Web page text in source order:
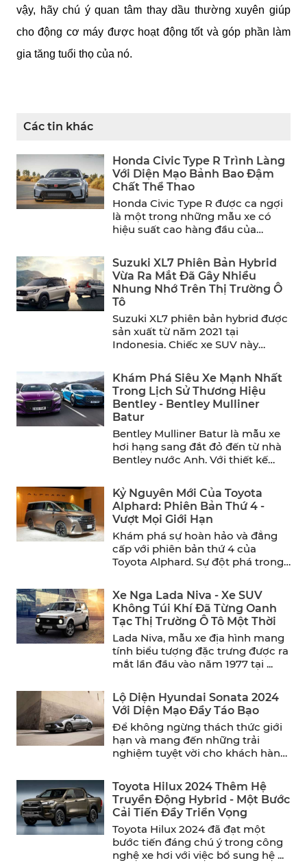
vậy, hãy chú ý quan tâm thay dầu thường xuyên giúp
cho động cơ máy được hoạt động tốt và góp phần làm
gia tăng tuổi thọ của nó.
Các tin khác
Honda Civic Type R Trình Làng
Với Diện Mạo Bảnh Bao Đậm
Chất Thể Thao
Honda Civic Type R được ca ngợi
là một trong những mẫu xe có
hiệu suất cao hàng đầu của
Suzuki XL7 Phiên Bản Hybrid
Vừa Ra Mắt Đã Gây Nhiều
Nhung Nhớ Trên Thị Trường Ô
Tô
Suzuki XL7 phiên bản hybrid được
sản xuất từ năm 2021 tại
Indonesia. Chiếc xe SUV này
Khám Phá Siêu Xe Mạnh Nhất
Trong Lịch Sử Thương Hiệu
Bentley - Bentley Mulliner
Batur
Bentley Mulliner Batur là mẫu xe
hơi hạng sang đắt đỏ đến từ nhà
Bentley nước Anh. Với thiết kế
Kỷ Nguyên Mới Của Toyota
Alphard: Phiên Bản Thứ 4 -
Vượt Mọi Giới Hạn
Khám phá sự hoàn hảo và đẳng
cấp với phiên bản thứ 4 của
Toyota Alphard. Sự đột phá trong
Xe Nga Lada Niva - Xe SUV
Không Túi Khí Đã Từng Oanh
Tạc Thị Trường Ô Tô Một Thời
Lada Niva, mẫu xe địa hình mang
tính biểu tượng đặc trưng được ra
mắt lần đầu vào năm 1977 tại ...
Lộ Diện Hyundai Sonata 2024
Với Diện Mạo Đầy Táo Bạo
Để không ngừng thách thức giới
hạn và mang đến những trải
nghiệm tuyệt vời cho khách hàng,
Toyota Hilux 2024 Thêm Hệ
Truyền Động Hybrid - Một Bước
Cải Tiến Đầy Triển Vọng
Toyota Hilux 2024 đã đạt một
bước tiến đáng chú ý trong công
nghệ xe hơi với việc bổ sung hệ ...